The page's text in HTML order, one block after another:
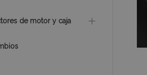
de motor y caja